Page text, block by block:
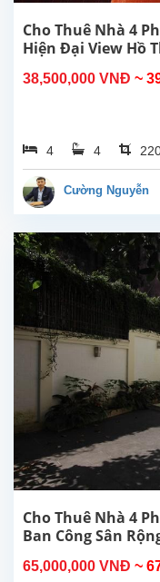
Cho Thuê Nhà 4 Phòng Ngủ Hoàn Toàn Mới, Đẹp,
Hiện Đại View Hồ
38,500,000 VNĐ ~
4 4
Cường Nguyễn
Cho Thuê Nhà 4
Ban Công Sân Rộng
65,000,000 VNĐ ~